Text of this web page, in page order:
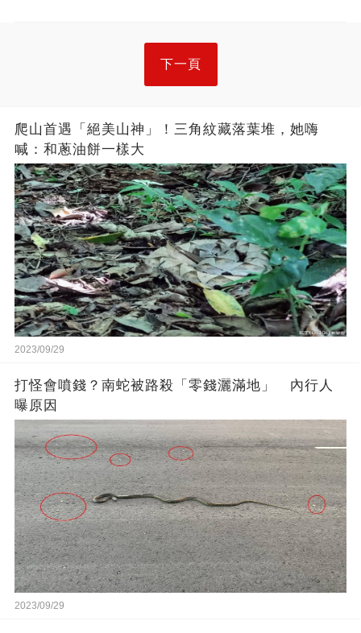
下一頁
爬山首遇「絕美山神」！三角紋藏落葉堆，她嗨
喊：和蔥油餅一樣大
2023/09/29
打怪會噴錢？南蛇被路殺「零錢灑滿地」 內行人
曝原因
2023/09/29